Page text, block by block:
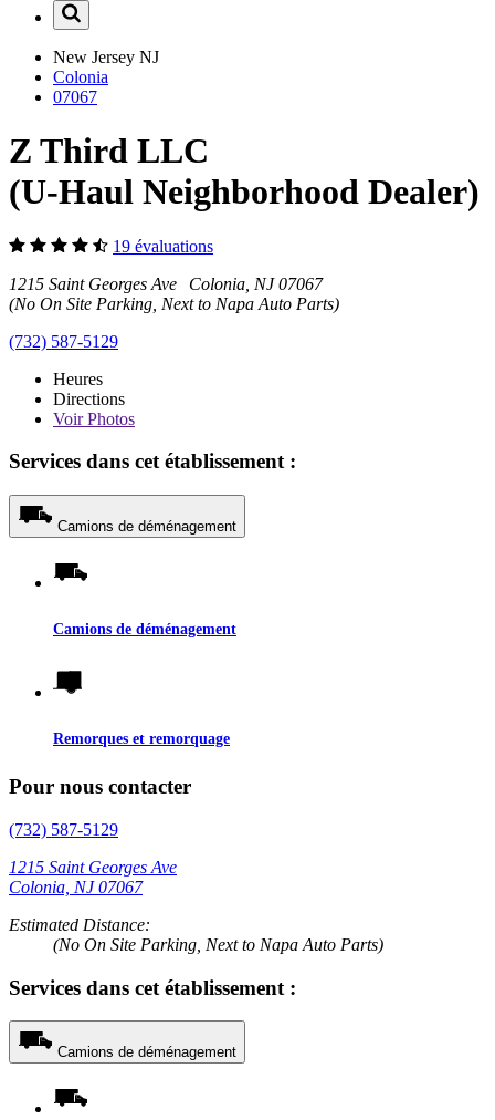
New Jersey NJ
Colonia
07067
Z Third LLC
(U-Haul Neighborhood Dealer)
19 évaluations
1215 Saint Georges Ave Colonia, NJ 07067
(No On Site Parking, Next to Napa Auto Parts)
(732) 587-5129
Heures
Directions
VoirPhotos
Services dans cet établissement :
Camions de déménagement
Camions de déménagement
Remorques et remorquage
Pour nous contacter
(732) 587-5129
1215 Saint Georges Ave
Colonia, NJ 07067
Estimated Distance:
(No On Site Parking, Next to Napa Auto Parts)
Services dans cet établissement :
Camions de déménagement